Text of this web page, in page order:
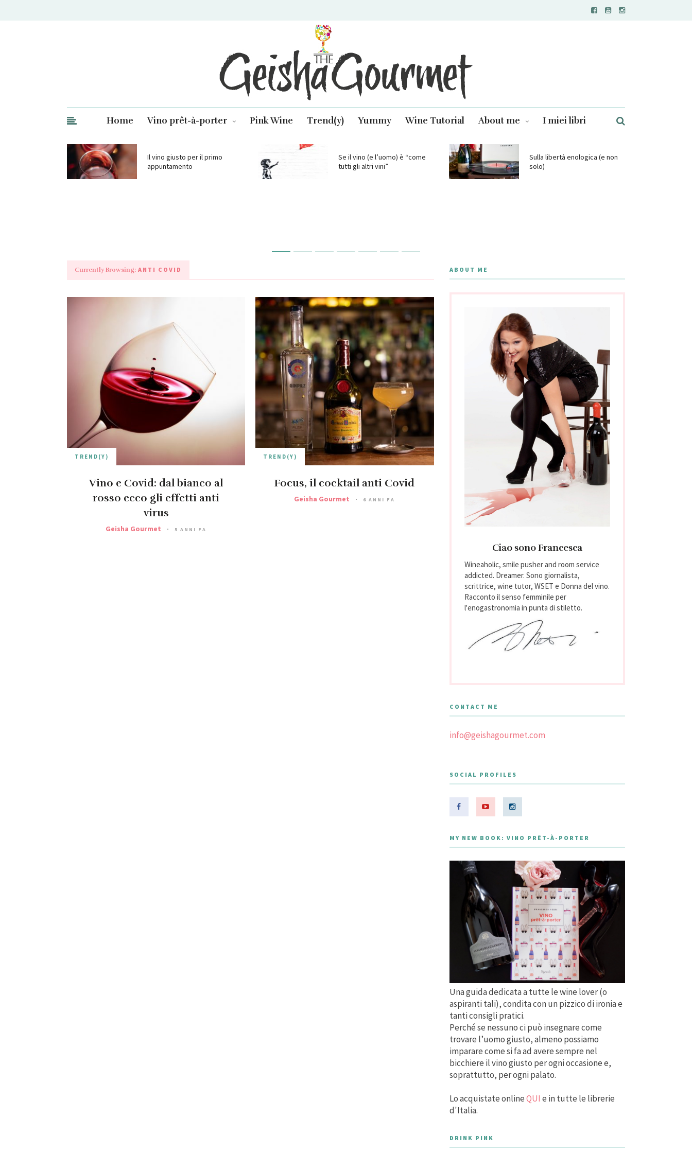
Home Vino prêt-à-porter Pink Wine Trend(y) Yummy Wine Tutorial About me I miei libri
Il vino giusto per il primo
appuntamento
Se il vino (e l’uomo) è “come
tutti gli altri vini”
Sulla libertà enologica (e non
solo)
Currently Browsing: ANTI COVID
TREND(Y)
Vino e Covid: dal bianco al
rosso ecco gli effetti anti
virus
Geisha Gourmet 5 ANNI FA
TREND(Y)
Focus, il cocktail anti Covid
Geisha Gourmet 6 ANNI FA
ABOUT ME
Ciao sono Francesca
Wineaholic, smile pusher and room service
addicted. Dreamer. Sono giornalista,
scrittrice, wine tutor, WSET e Donna del vino.
Racconto il senso femminile per
l'enogastronomia in punta di stiletto.
CONTACT ME
info@geishagourmet.com
SOCIAL PROFILES
MY NEW BOOK: VINO PRÊT-À-PORTER
Una guida dedicata a tutte le wine lover (o
aspiranti tali), condita con un pizzico di ironia e
tanti consigli pratici.
Perché se nessuno ci può insegnare come
trovare l’uomo giusto, almeno possiamo
imparare come si fa ad avere sempre nel
bicchiere il vino giusto per ogni occasione e,
soprattutto, per ogni palato.
Lo acquistate onlineQUI e in tutte le librerie
d'Italia.
DRINK PINK